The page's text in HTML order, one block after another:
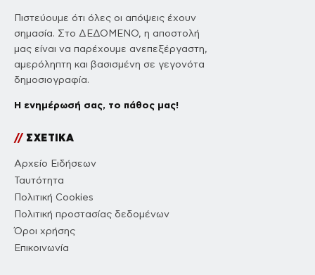
Πιστεύουμε ότι όλες οι απόψεις έχουν
σημασία. Στο ΔΕΔΟΜΕΝΟ, η αποστολή
μας είναι να παρέχουμε ανεπεξέργαστη,
αμερόληπτη και βασισμένη σε γεγονότα
δημοσιογραφία.
Η ενημέρωσή σας, το πάθος μας!
//ΣΧΕΤΙΚΑ
Αρχείο Ειδήσεων
Ταυτότητα
Πολιτική Cookies
Πολιτική προστασίας δεδομένων
Όροι χρήσης
Επικοινωνία